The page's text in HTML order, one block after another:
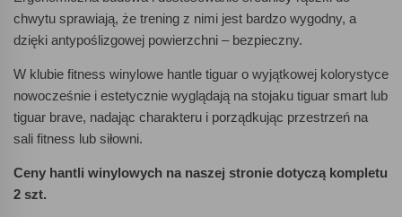
chwytu sprawiają, że trening z nimi jest bardzo wygodny, a
dzięki antypoślizgowej powierzchni – bezpieczny.
W klubie fitness winylowe hantle tiguar o wyjątkowej kolorystyce
nowocześnie i estetycznie wyglądają na stojaku tiguar smart lub
tiguar brave, nadając charakteru i porządkując przestrzeń na
sali fitness lub siłowni.
Ceny hantli winylowych na naszej stronie dotyczą kompletu
2 szt.